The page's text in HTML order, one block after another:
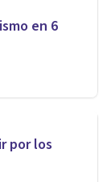
en 6
por los